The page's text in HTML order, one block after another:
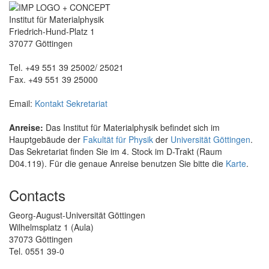
Institut für Materialphysik
Friedrich-Hund-Platz 1
37077 Göttingen
Tel. +49 551 39 25002/ 25021
Fax. +49 551 39 25000
Email: Kontakt Sekretariat
Anreise: Das Institut für Materialphysik befindet sich im
Hauptgebäude der Fakultät für Physik der Universität Göttingen.
Das Sekretariat finden Sie im 4. Stock im D-Trakt (Raum
D04.119). Für die genaue Anreise benutzen Sie bitte die Karte.
Contacts
Georg-August-Universität Göttingen
Wilhelmsplatz 1 (Aula)
37073 Göttingen
Tel. 0551 39-0